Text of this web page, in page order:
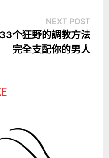
NEXT POST
33个狂野的調教方法
完全支配你的男人